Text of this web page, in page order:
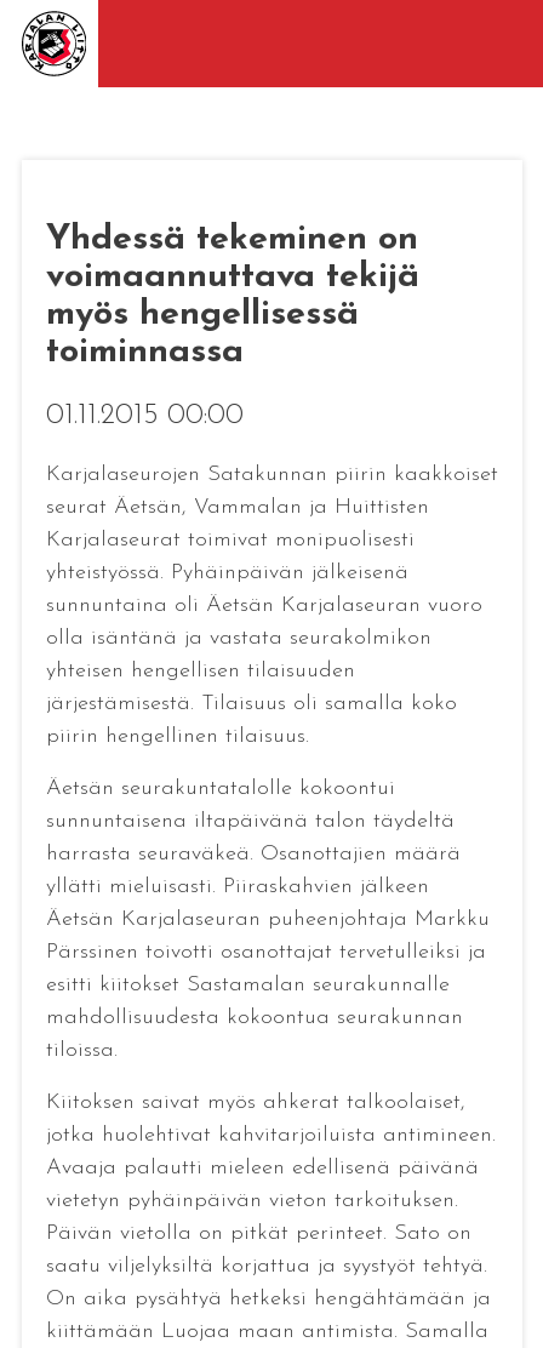
Yhdessä tekeminen on
voimaannuttava tekijä
myös hengellisessä
toiminnassa
01.11.2015 00:00
Karjalaseurojen Satakunnan piirin kaakkoiset
seurat Äetsän, Vammalan ja Huittisten
Karjalaseurat toimivat monipuolisesti
yhteistyössä. Pyhäinpäivän jälkeisenä
sunnuntaina oli Äetsän Karjalaseuran vuoro
olla isäntänä ja vastata seurakolmikon
yhteisen hengellisen tilaisuuden
järjestämisestä. Tilaisuus oli samalla koko
piirin hengellinen tilaisuus.
Äetsän seurakuntatalolle kokoontui
sunnuntaisena iltapäivänä talon täydeltä
harrasta seuraväkeä. Osanottajien määrä
yllätti mieluisasti. Piiraskahvien jälkeen
Äetsän Karjalaseuran puheenjohtaja Markku
Pärssinen toivotti osanottajat tervetulleiksi ja
esitti kiitokset Sastamalan seurakunnalle
mahdollisuudesta kokoontua seurakunnan
tiloissa.
Kiitoksen saivat myös ahkerat talkoolaiset,
jotka huolehtivat kahvitarjoiluista antimineen.
Avaaja palautti mieleen edellisenä päivänä
vietetyn pyhäinpäivän vieton tarkoituksen.
Päivän vietolla on pitkät perinteet. Sato on
saatu viljelyksiltä korjattua ja syystyöt tehtyä.
On aika pysähtyä hetkeksi hengähtämään ja
kiittämään Luojaa maan antimista. Samalla